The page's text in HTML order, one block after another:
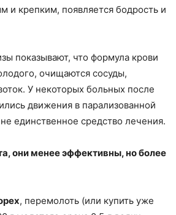
и крепким, появляется бодрость и
показывают, что формула крови
очищаются сосуды,
У некоторых больных после
движения в парализованной
единственное средство лечения.
они менее эффективны, но более
, перемолоть (или купить уже